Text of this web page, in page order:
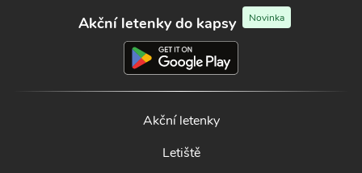
Akční letenky do kapsy Novinka
Akční letenky
Letiště